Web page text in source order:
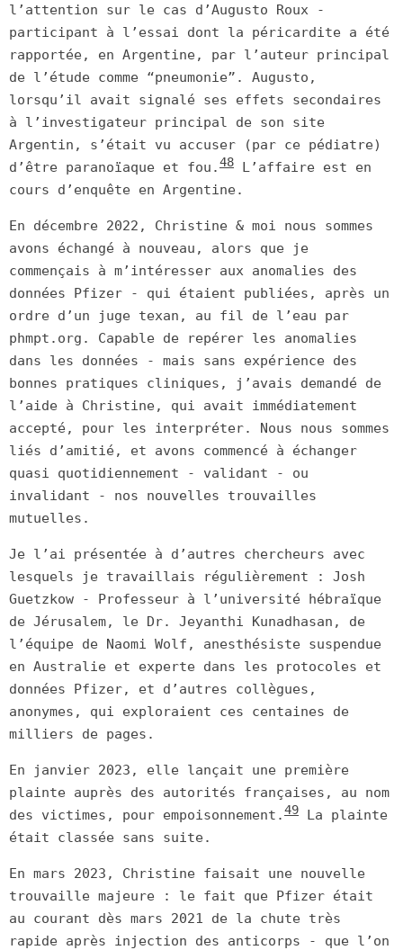
l’attention sur le cas d’Augusto Roux -
participant à l’essai dont la péricardite a été
rapportée, en Argentine, par l’auteur principal
de l’étude comme “pneumonie”. Augusto,
lorsqu’il avait signalé ses effets secondaires
à l’investigateur principal de son site
Argentin, s’était vu accuser (par ce pédiatre)
d’être paranoïaque et fou.48 L’affaire est en
cours d’enquête en Argentine.
En décembre 2022, Christine & moi nous sommes
avons échangé à nouveau, alors que je
commençais à m’intéresser aux anomalies des
données Pfizer - qui étaient publiées, après un
ordre d’un juge texan, au fil de l’eau par
phmpt.org. Capable de repérer les anomalies
dans les données - mais sans expérience des
bonnes pratiques cliniques, j’avais demandé de
l’aide à Christine, qui avait immédiatement
accepté, pour les interpréter. Nous nous sommes
liés d’amitié, et avons commencé à échanger
quasi quotidiennement - validant - ou
invalidant - nos nouvelles trouvailles
mutuelles.
Je l’ai présentée à d’autres chercheurs avec
lesquels je travaillais régulièrement : Josh
Guetzkow - Professeur à l’université hébraïque
de Jérusalem, le Dr. Jeyanthi Kunadhasan, de
l’équipe de Naomi Wolf, anesthésiste suspendue
en Australie et experte dans les protocoles et
données Pfizer, et d’autres collègues,
anonymes, qui exploraient ces centaines de
milliers de pages.
En janvier 2023, elle lançait une première
plainte auprès des autorités françaises, au nom
des victimes, pour empoisonnement.49 La plainte
était classée sans suite.
En mars 2023, Christine faisait une nouvelle
trouvaille majeure : le fait que Pfizer était
au courant dès mars 2021 de la chute très
rapide après injection des anticorps - que l’on